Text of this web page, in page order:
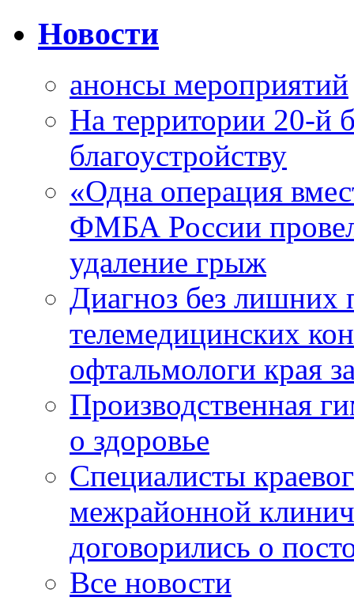
Новости
анонсы мероприятий
На территории 20-й
благоустройству
«Одна операция
ФМБА России
удаление грыж
Диагноз без лишних
телемедицинских
офтальмологи края
Производственная
о здоровье
Специалисты
межрайонной
договорились о
Все новости